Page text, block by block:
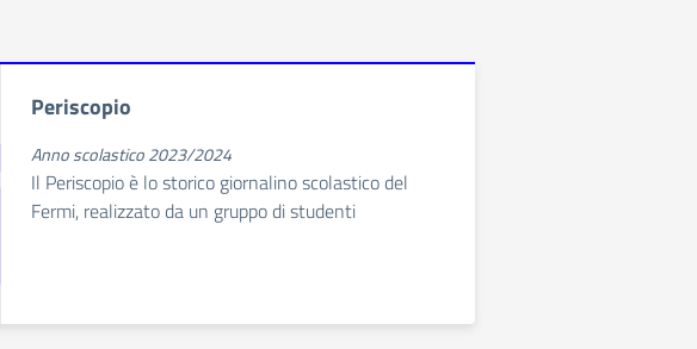
Periscopio
Anno scolastico 2023/2024
Il Periscopio è lo storico giornalino scolastico del
Fermi, realizzato da un gruppo di studenti